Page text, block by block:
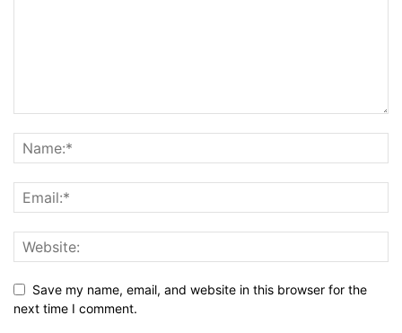
Save my name, email, and website in this browser for the
next time I comment.